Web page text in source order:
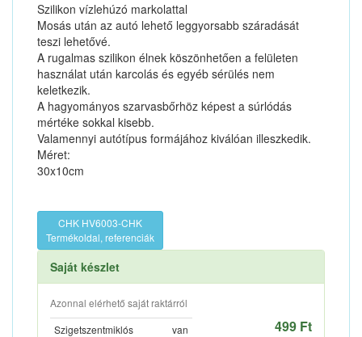
Szilikon vízlehúzó markolattal
Mosás után az autó lehető leggyorsabb száradását
teszi lehetővé.
A rugalmas szilikon élnek köszönhetően a felületen
használat után karcolás és egyéb sérülés nem
keletkezik.
A hagyományos szarvasbőrhöz képest a súrlódás
mértéke sokkal kisebb.
Valamennyi autótípus formájához kiválóan illeszkedik.
Méret:
30x10cm
CHK HV6003-CHK
Termékoldal, referenciák
Saját készlet
Azonnal elérhető saját raktárról
Szigetszentmiklós
van 499 Ft